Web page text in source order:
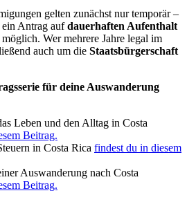
gelten zunächst nur temporär –
ein Antrag aufdauerhaften Aufenthalt
möglich. Wer mehrere Jahre legal im
auch um die Staatsbürgerschaft
für deine Auswanderung
Leben und den Alltag in Costa
Beitrag.
in Costa Rica findest du in diesem
Auswanderung nach Costa
Beitrag.